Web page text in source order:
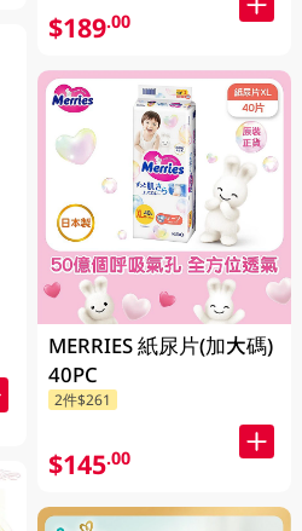
$189.00
MERRIES 紙尿片(加大碼)
40PC
2件$261
$145.00